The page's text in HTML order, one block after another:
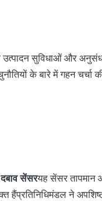
सुविधाओं और
के बारे में गहन चर्चा
सेंसरयह सेंसर तापमान
ने अपशिष्ट